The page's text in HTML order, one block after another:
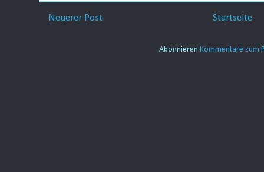
Neuerer Post Startseite
Abonnieren Kommentare zum